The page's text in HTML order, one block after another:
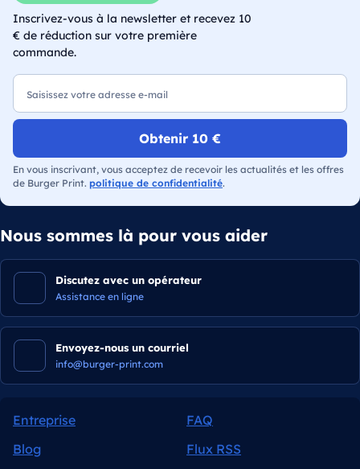
Inscrivez-vous à la newsletter et recevez 10
€ de réduction sur votre première
commande.
E-mail
Obtenir 10 €
En vous inscrivant, vous acceptez de recevoir les actualités et les offres
de Burger Print. politique de confidentialité.
Nous sommes là pour vous aider
Discutez avec un opérateur
Assistance en ligne
Envoyez-nous un courriel
info@burger-print.com
Entreprise
FAQ
Blog
Flux RSS